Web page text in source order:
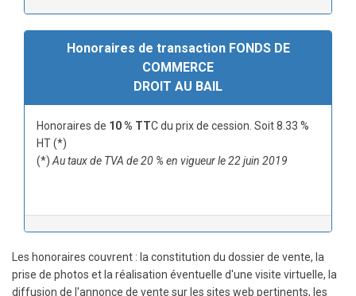
Honoraires de transaction FONDS DE
COMMERCE
DROIT AU BAIL
Honoraires de 10 % TTC du prix de cession. Soit 8.33 %
HT (*)
(*) Au taux de TVA de 20 % en vigueur le 22 juin 2019
Les honoraires couvrent : la constitution du dossier de vente, la
prise de photos et la réalisation éventuelle d'une visite virtuelle, la
diffusion de l'annonce de vente sur les sites web pertinents, les